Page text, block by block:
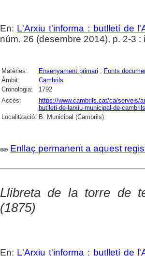
En: L'Arxiu t'informa : butlletí de
núm. 26 (desembre 2014), p. 2-3 :
Matèries: Ensenyament primari ; Fonts
Àmbit:
Cambrils
Cronologia:
1792
Accés:
https://www.cambrils.cat/ca/serveis/
butlleti-de-larxiu-municipal-de-
Localització: B. Municipal (Cambrils)
Enllaç permanent a aquest
Llibreta de la torre de
(1875)
En: L'Arxiu t'informa : butlletí de